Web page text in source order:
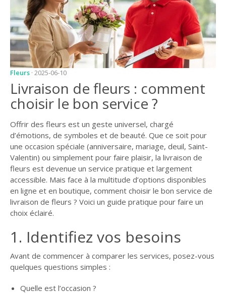
CONSEILS ET
ASTUCES
GUIDES
JARDIN
ENTRETIEN
PISCINE
PARTENAIRES
INFO PAYSAGISTE
GUIDE JARDIN ET
PAYSAGE
ELAGAGE ET
Fleurs · 2025-06-10
Livraison de fleurs : comment
choisir le bon service ?
Offrir des fleurs est un geste universel, chargé
d’émotions, de symboles et de beauté. Que ce soit pour
une occasion spéciale (anniversaire, mariage, deuil, Saint-
Valentin) ou simplement pour faire plaisir, la livraison de
fleurs est devenue un service pratique et largement
accessible. Mais face à la multitude d’options disponibles
en ligne et en boutique, comment choisir le bon service de
livraison de fleurs ? Voici un guide pratique pour faire un
choix éclairé.
1. Identifiez vos besoins
Avant de commencer à comparer les services, posez-vous
quelques questions simples :
Quelle est l’occasion ?